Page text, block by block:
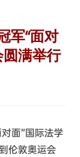
军“面对
满举行
面”国际法学
伦敦奥运会